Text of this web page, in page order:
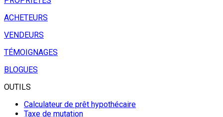
ACHETEURS
VENDEURS
TÉMOIGNAGES
BLOGUES
OUTILS
Calculateur de prêt hypothécaire
Taxe de mutation